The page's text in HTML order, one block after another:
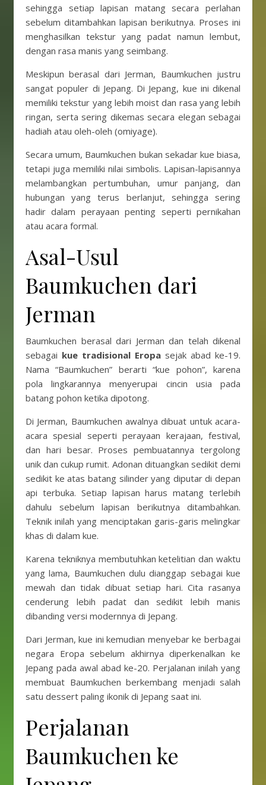
sehingga setiap lapisan matang secara perlahan
sebelum ditambahkan lapisan berikutnya. Proses ini
menghasilkan tekstur yang padat namun lembut,
dengan rasa manis yang seimbang.
Meskipun berasal dari Jerman, Baumkuchen justru
sangat populer di Jepang. Di Jepang, kue ini dikenal
memiliki tekstur yang lebih moist dan rasa yang lebih
ringan, serta sering dikemas secara elegan sebagai
hadiah atau oleh-oleh (omiyage).
Secara umum, Baumkuchen bukan sekadar kue biasa,
tetapi juga memiliki nilai simbolis. Lapisan-lapisannya
melambangkan pertumbuhan, umur panjang, dan
hubungan yang terus berlanjut, sehingga sering
hadir dalam perayaan penting seperti pernikahan
atau acara formal.
Asal-Usul
Baumkuchen dari
Jerman
Baumkuchen berasal dari Jerman dan telah dikenal
sebagai kue tradisional Eropa sejak abad ke-19.
Nama “Baumkuchen” berarti “kue pohon”, karena
pola lingkarannya menyerupai cincin usia pada
batang pohon ketika dipotong.
Di Jerman, Baumkuchen awalnya dibuat untuk acara-
acara spesial seperti perayaan kerajaan, festival,
dan hari besar. Proses pembuatannya tergolong
unik dan cukup rumit. Adonan dituangkan sedikit demi
sedikit ke atas batang silinder yang diputar di depan
api terbuka. Setiap lapisan harus matang terlebih
dahulu sebelum lapisan berikutnya ditambahkan.
Teknik inilah yang menciptakan garis-garis melingkar
khas di dalam kue.
Karena tekniknya membutuhkan ketelitian dan waktu
yang lama, Baumkuchen dulu dianggap sebagai kue
mewah dan tidak dibuat setiap hari. Cita rasanya
cenderung lebih padat dan sedikit lebih manis
dibanding versi modernnya di Jepang.
Dari Jerman, kue ini kemudian menyebar ke berbagai
negara Eropa sebelum akhirnya diperkenalkan ke
Jepang pada awal abad ke-20. Perjalanan inilah yang
membuat Baumkuchen berkembang menjadi salah
satu dessert paling ikonik di Jepang saat ini.
Perjalanan
Baumkuchen ke